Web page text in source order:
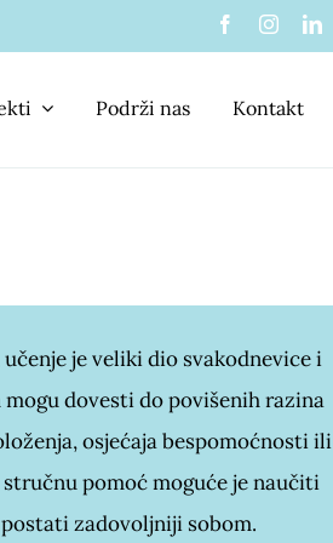
Podrži nas Kontakt
je veliki dio svakodnevice i
dovesti do povišenih razina
osjećaja bespomoćnosti ili
pomoć moguće je naučiti
zadovoljniji sobom.